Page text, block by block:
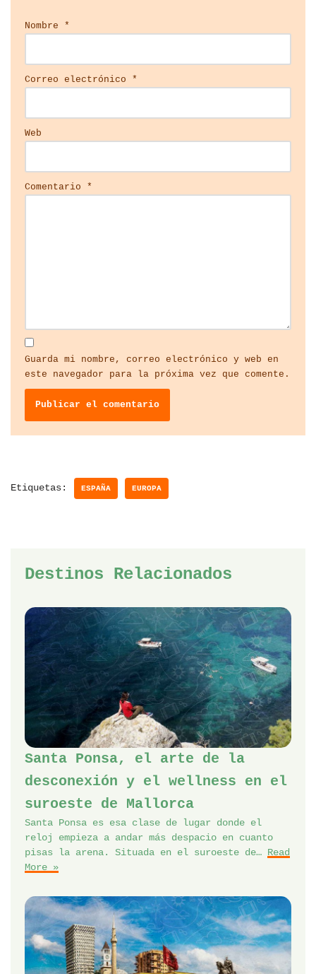
Nombre *
Correo electrónico *
Web
Comentario *
Guarda mi nombre, correo electrónico y web en
este navegador para la próxima vez que comente.
Etiquetas: ESPAÑA EUROPA
Destinos Relacionados
Santa Ponsa, el arte de la
desconexión y el wellness en el
suroeste de Mallorca
Santa Ponsa es esa clase de lugar donde el
reloj empieza a andar más despacio en cuanto
pisas la arena. Situada en el suroeste de… Read
More »